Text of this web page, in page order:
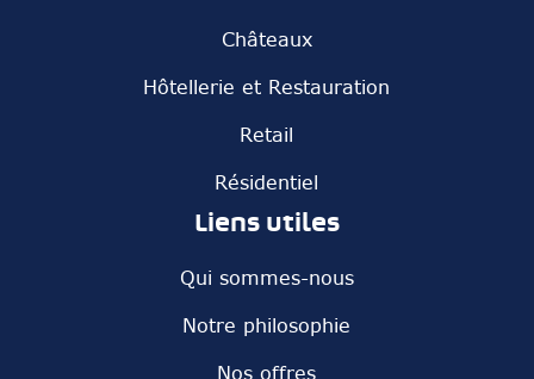
Châteaux
Hôtellerie et Restauration
Retail
Résidentiel
Liens utiles
Qui sommes-nous
Notre philosophie
Nos offres